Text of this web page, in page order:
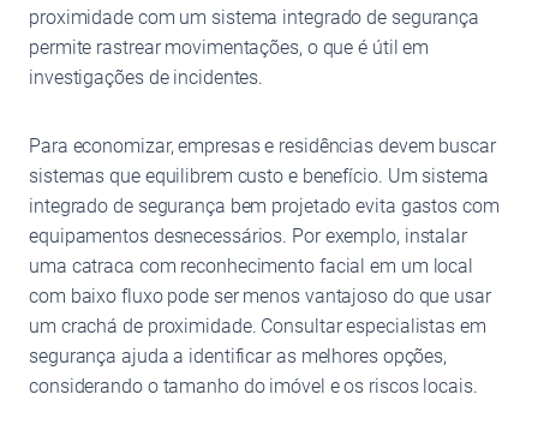
proximidade com um sistema integrado de segurança
permite rastrear movimentações, o que é útil em
investigações de incidentes.
Para economizar, empresas e residências devem buscar
sistemas que equilibrem custo e benefício. Um sistema
integrado de segurança bem projetado evita gastos com
equipamentos desnecessários. Por exemplo, instalar
uma catraca com reconhecimento facial em um local
com baixo fluxo pode ser menos vantajoso do que usar
um crachá de proximidade. Consultar especialistas em
segurança ajuda a identificar as melhores opções,
considerando o tamanho do imóvel e os riscos locais.